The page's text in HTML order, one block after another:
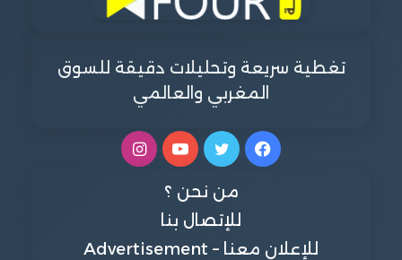
تغطية سريعة وتحليلات دقيقة للسوق
المغربي والعالمي
فيسبوكتويتر يوتيوبانستقرام
من نحن ؟
للإتصال بنا
للإعلان معنا – Advertisement